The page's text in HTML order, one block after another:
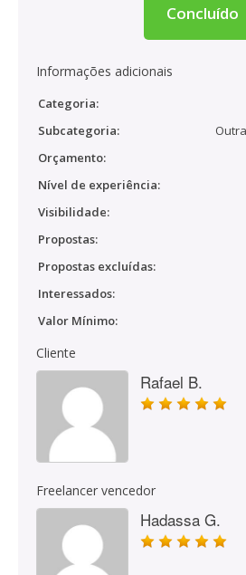
Concluído
Informações adicionais
Categoria:
Subcategoria:
Orçamento:
Nível de experiência:
Visibilidade:
Propostas:
Propostas excluídas:
Interessados:
Valor Mínimo:
Cliente
Rafael B.
Freelancer vencedor
Hadassa G.